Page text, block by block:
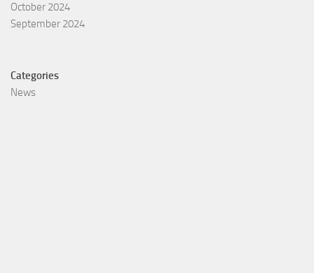
October 2024
September 2024
Categories
News